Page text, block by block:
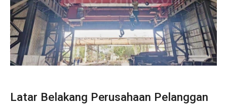
Latar Belakang Perusahaan Pelanggan